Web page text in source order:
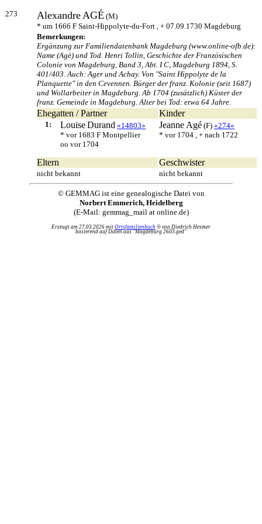
273 AlexandreAGÉ (M)
* um 1666 F Saint-Hippolyte-du-Fort , + 07.09.1730 Magdeburg
Bemerkungen:
Ergänzung zur Familiendatenbank Magdeburg (www.online-ofb.de):
Name (Agè) und Tod. Henri Tollin, Geschichte der Französischen
Colonie von Magdeburg, Band 3, Abt. I C, Magdeburg 1894, S.
401/403. Auch: Ager und Achay. Von "Saint Hippolyte de la
Planquette" in den Cevennen. Bürger der franz. Kolonie (seit 1687)
und Wollarbeiter in Magdeburg. Ab 1704 (zusätzlich) Küster der
franz. Gemeinde in Magdeburg. Alter bei Tod: etwa 64 Jahre.
Ehegatten / Partner Kinder
1: LouiseDurand «14803»
* vor 1683 F Montpellier
oo vor 1704
Jeanne Agé (F) «274»
* vor 1704 , + nach 1722
Eltern Geschwister
nicht bekannt nicht bekannt
© GEMMAG ist eine genealogische Datei von
Norbert Emmerich, Heidelberg
(E-Mail: gemmag_mail at online.de)
Erzeugt am 27.03.2026 mit Ortsfamilienbuch © von Diedrich Hesmer
basierend auf Daten aus "Magdeburg 2603.ged"